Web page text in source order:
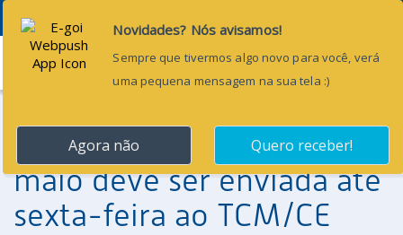
Menu
Prestação de contas de
maio deve ser enviada até
sexta-feira ao TCM/CE